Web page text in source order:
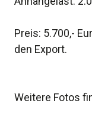
Preis: 5.700,-
den Export.
Weitere Fotos